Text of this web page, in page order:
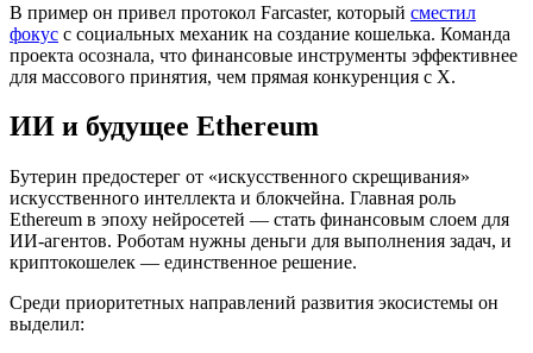
В пример он привел протокол Farcaster, который сместил
фокус с социальных механик на создание кошелька. Команда
проекта осознала, что финансовые инструменты эффективнее
для массового принятия, чем прямая конкуренция с X.
ИИ и будущее Ethereum
Бутерин предостерег от «искусственного скрещивания»
искусственного интеллекта и блокчейна. Главная роль
Ethereum в эпоху нейросетей — стать финансовым слоем для
ИИ-агентов. Роботам нужны деньги для выполнения задач, и
криптокошелек — единственное решение.
Среди приоритетных направлений развития экосистемы он
выделил: